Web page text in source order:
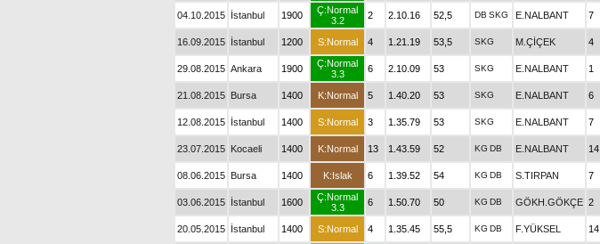
04.10.2015 İstanbul 1900
Ç:Normal
3.2
2 2.10.16 52,5 DB SKG E.NALBANT 7
16.09.2015 İstanbul 1200 S:Normal 4 1.21.19 53,5 SKG M.ÇİÇEK 4
29.08.2015 Ankara 1900
Ç:Normal
3.3
6 2.10.09 53 SKG E.NALBANT 1
21.08.2015 Bursa 1400 K:Normal 5 1.40.20 53 SKG E.NALBANT 6
12.08.2015 İstanbul 1400 S:Normal 3 1.35.79 53 SKG E.NALBANT 7
23.07.2015 Kocaeli 1400 K:Normal 13 1.43.59 52 KG DB E.NALBANT 14
08.06.2015 Bursa 1400 K:Islak 6 1.39.52 54 KG DB S.TIRPAN 7
03.06.2015 İstanbul 1600
Ç:Normal
3.3
6 1.50.70 50 KG DB GÖKH.GÖKÇE 2
20.05.2015 İstanbul 1400 S:Normal 4 1.35.45 55,5 KG DB F.YÜKSEL 14